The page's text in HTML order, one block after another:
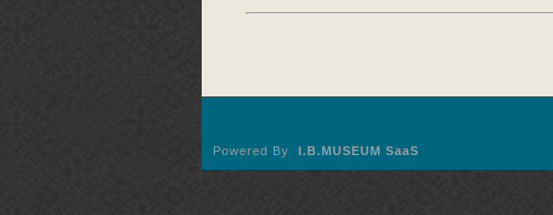
Powered By I.B.MUSEUM SaaS